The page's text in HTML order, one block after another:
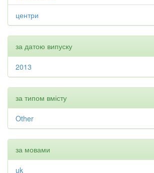
центри
за датою випуску
2013
за типом вмісту
Other
за мовами
uk